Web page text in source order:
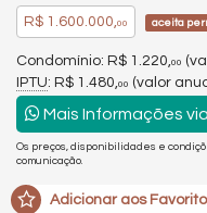
R$ 1.600.000,00 aceita
Condomínio: R$ 1.220, 00
IPTU: R$ 1.480, 00 (valor
Mais Informações
Os preços, disponibilidades e
comunicação.
Adicionar aos